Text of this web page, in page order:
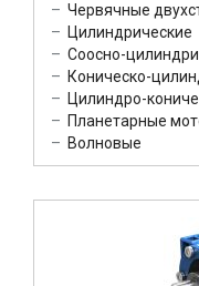
Червячные
Цилиндрические
Соосно-
Коническо-
Цилиндро-
Планетарные
Волновые